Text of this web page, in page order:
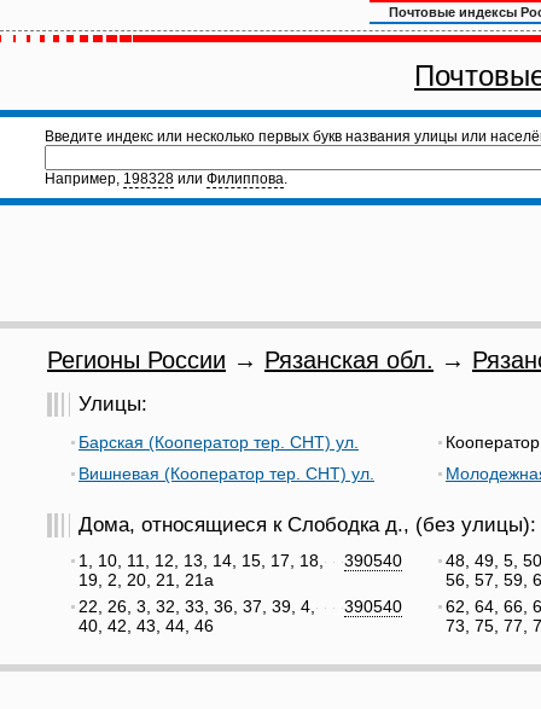
Почтовые индексы
Введите индекс или несколько первых букв названия улицы или
Например, 198328 или Филиппова.
Регионы России → Рязанская обл. →
Улицы:
Барская (Кооператор тер. СНТ) ул.
Вишневая (Кооператор тер. СНТ) ул.
Дома, относящиеся к Слободка д., (без улицы):
390540
1, 10, 11, 12, 13, 14, 15, 17, 18,
19, 2, 20, 21, 21а
390540
22, 26, 3, 32, 33, 36, 37, 39, 4,
40, 42, 43, 44, 46
48, 49, 5,
56, 57, 59,
62, 64, 66,
73, 75, 77,